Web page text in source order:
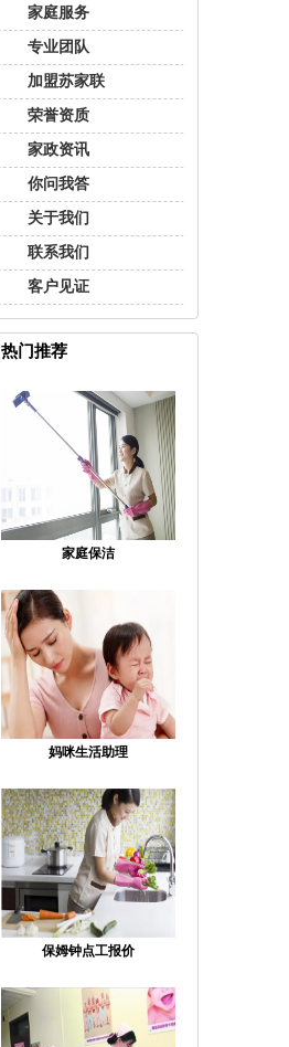
家庭服务
专业团队
加盟苏家联
荣誉资质
家政资讯
你问我答
关于我们
联系我们
客户见证
热门推荐
家庭保洁
妈咪生活助理
保姆钟点工报价